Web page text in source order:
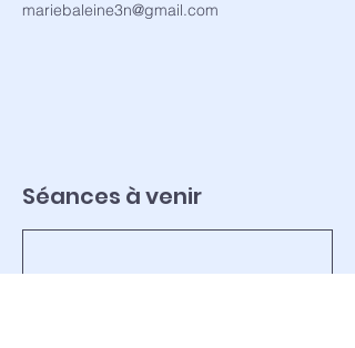
mariebaleine3n@gmail.com
Séances à venir